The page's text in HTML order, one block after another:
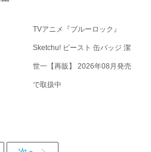
TVアニメ『ブルーロック』
Sketchu! ビースト 缶バッジ 潔
世一【再販】 2026年08月発売
で取扱中